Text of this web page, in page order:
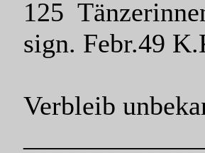
125
sign. Febr.49
Verbleib